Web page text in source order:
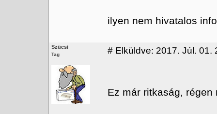
ilyen nem hivatalos
Szücsi
Tag # Elküldve: 2017. Júl. 01.
Ez már ritkaság,